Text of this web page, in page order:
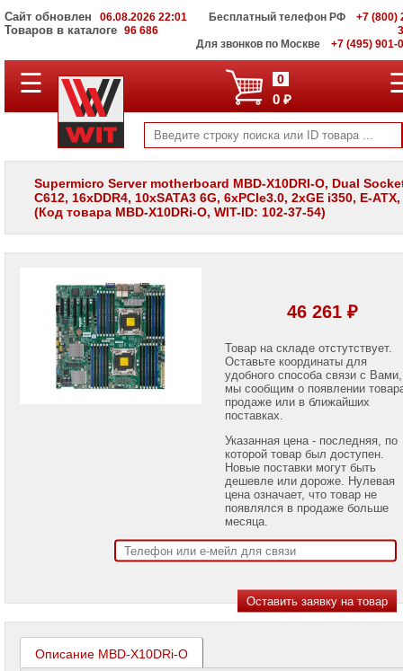
Сайт обновлен 06.08.2026 22:01
Товаров в каталоге 96 686
Бесплатный телефон РФ
+7 (800)
Для звонков по Москве
+7 (495) 901-
ПОЛНЫЙ
КАТАЛОГ
Корпоративные
серверы
WIT
Системы
хранения
данных
Мониторы
панели
Проекторы
лампы
Принтеры
☰ 0
0 ₽
Supermicro Server motherboard MBD-X10DRI-O, Dual
C612, 16xDDR4, 10xSATA3 6G, 6xPCIe3.0, 2xGE i350, E-
(Код товара MBD-X10DRi-O, WIT-ID: 102-37-54)
46 261 ₽
Товар на складе отстутствует.
Оставьте координаты для
удобного способа связи с Вами,
мы сообщим о появлении
продаже или в ближайших
поставках.
Указанная цена - последняя, по
которой товар был доступен.
Новые поставки могут быть
дешевле или дороже. Нулевая
цена означает, что товар не
появлялся в продаже больше
месяца.
Описание MBD-X10DRi-O